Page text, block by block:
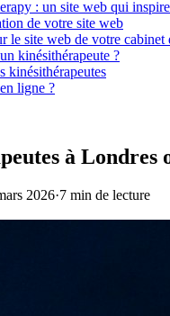
: un site web qui
de votre site web
site web de votre cabinet
kinésithérapeute ?
kinésithérapeutes
ligne ?
à Londres
2026·7 min de lecture